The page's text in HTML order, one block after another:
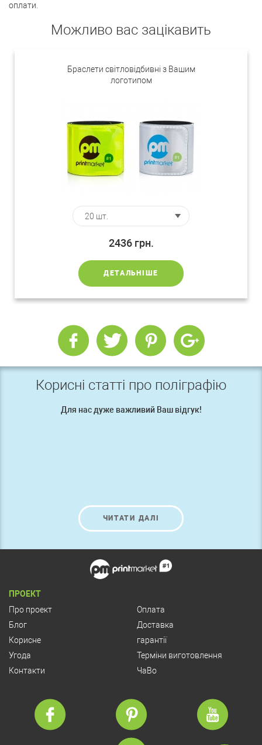
оплати.
Можливо вас зацікавить
Браслети світловідбивні з Вашим
логотипом
2436 грн.
ДЕТАЛЬНІШЕ
Корисні статті про поліграфію
Для нас дуже важливий Ваш відгук!
ЧИТАТИ ДАЛІ
ПРОЕКТ
Про проект
Блог
Корисне
Угода
Контакти
Оплата
Доставка
гарантії
Терміни виготовлення
ЧаВо